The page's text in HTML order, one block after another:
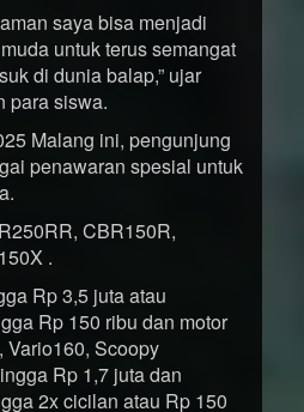
saya bisa menjadi
untuk terus semangat
di dunia balap,” ujar
para siswa.
Malang ini, pengunjung
penawaran spesial untuk
CBR150R,
.
Rp 3,5 juta atau
Rp 150 ribu dan motor
Vario160, Scoopy
Rp 1,7 juta dan
2x cicilan atau Rp 150